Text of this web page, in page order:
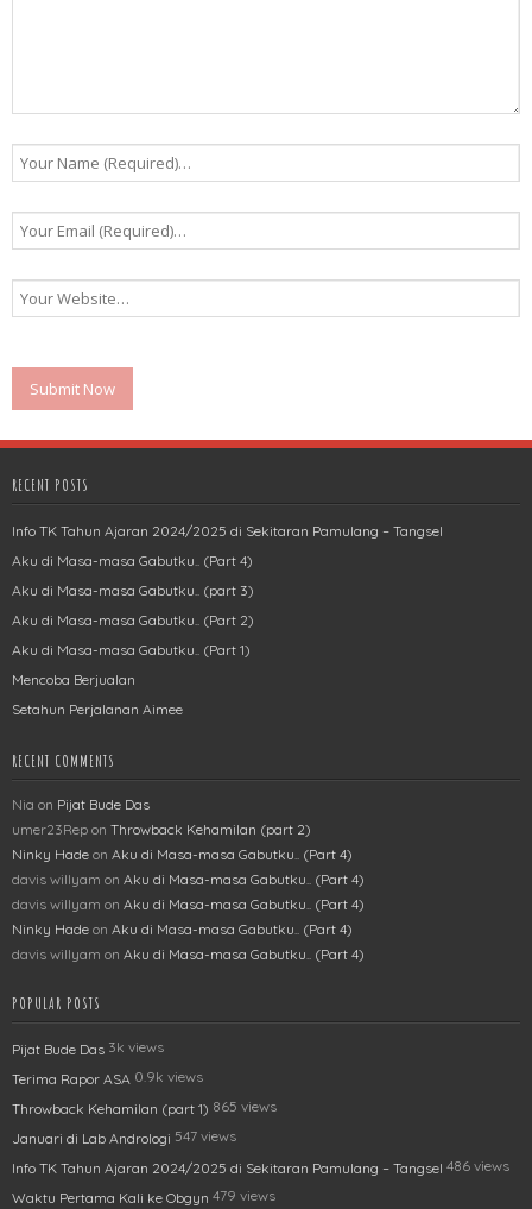
RECENT POSTS
Info TK Tahun Ajaran 2024/2025 di Sekitaran Pamulang – Tangsel
Aku di Masa-masa Gabutku.. (Part 4)
Aku di Masa-masa Gabutku.. (part 3)
Aku di Masa-masa Gabutku.. (Part 2)
Aku di Masa-masa Gabutku.. (Part 1)
Mencoba Berjualan
Setahun Perjalanan Aimee
RECENT COMMENTS
Nia on Pijat Bude Das
umer23Rep on Throwback Kehamilan (part 2)
Ninky Hade on Aku di Masa-masa Gabutku.. (Part 4)
davis willyam on Aku di Masa-masa Gabutku.. (Part 4)
davis willyam on Aku di Masa-masa Gabutku.. (Part 4)
Ninky Hade on Aku di Masa-masa Gabutku.. (Part 4)
davis willyam on Aku di Masa-masa Gabutku.. (Part 4)
POPULAR POSTS
Pijat Bude Das 3k views
Terima Rapor ASA 0.9k views
Throwback Kehamilan (part 1) 865 views
Januari di Lab Andrologi 547 views
Info TK Tahun Ajaran 2024/2025 di Sekitaran Pamulang – Tangsel 486 views
Waktu Pertama Kali ke Obgyn 479 views